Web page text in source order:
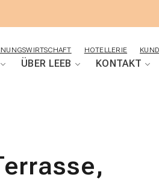
HOTELLERIE
ÜBER LEEB KONTAKT